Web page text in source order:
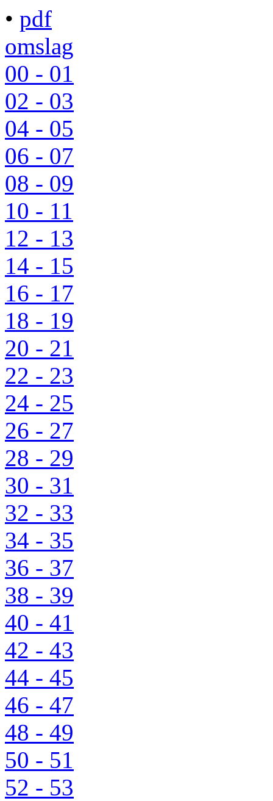
• pdf
omslag
00 - 01
02 - 03
04 - 05
06 - 07
08 - 09
10 - 11
12 - 13
14 - 15
16 - 17
18 - 19
20 - 21
22 - 23
24 - 25
26 - 27
28 - 29
30 - 31
32 - 33
34 - 35
36 - 37
38 - 39
40 - 41
42 - 43
44 - 45
46 - 47
48 - 49
50 - 51
52 - 53